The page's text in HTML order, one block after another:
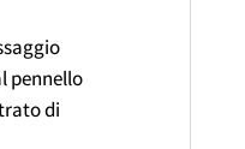
pennello
di